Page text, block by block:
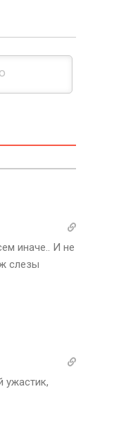
иначе.. И не
слезы
ужастик,